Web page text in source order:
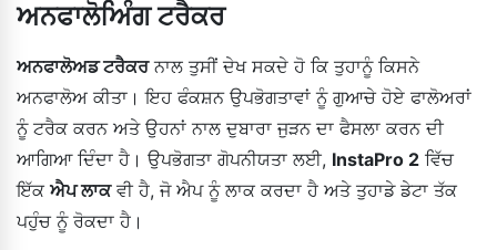
ਅਨਫਾਲੋਅਿੰਗ ਟਰੈਕਰ
ਅਨਫਾਲੋਅਡ ਟਰੈਕਰਨਾਲ ਤੁਸੀਂ ਦੇਖ ਸਕਦੇ ਹੋ ਕਿ ਤੁਹਾਨੂੰ ਕਿਸਨੇ
ਅਨਫਾਲੋਅ ਕੀਤਾ। ਇਹ ਫੰਕਸ਼ਨ ਉਪਭੋਗਤਾਵਾਂ ਨੂੰ ਗੁਆਚੇ ਹੋਏ ਫਾਲੋਅਰਾਂ
ਨੂੰ ਟਰੈਕ ਕਰਨ ਅਤੇ ਉਹਨਾਂ ਨਾਲ ਦੁਬਾਰਾ ਜੁੜਨ ਦਾ ਫੈਸਲਾ ਕਰਨ ਦੀ
ਆਗਿਆ ਦਿੰਦਾ ਹੈ। ਉਪਭੋਗਤਾ ਗੋਪਨੀਯਤਾ ਲਈ, InstaPro 2 ਵਿੱਚ
ਇੱਕ ਐਪ ਲਾਕਵੀ ਹੈ, ਜੋ ਐਪ ਨੂੰ ਲਾਕ ਕਰਦਾ ਹੈ ਅਤੇ ਤੁਹਾਡੇ ਡੇਟਾ ਤੱਕ
ਪਹੁੰਚ ਨੂੰ ਰੋਕਦਾ ਹੈ।